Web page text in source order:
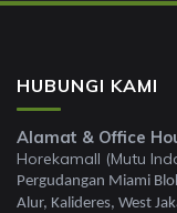
HUBUNGI KAMI
Alamat & Office
Horekamall (Mutu
Pergudangan Miami
Alur, Kalideres, West